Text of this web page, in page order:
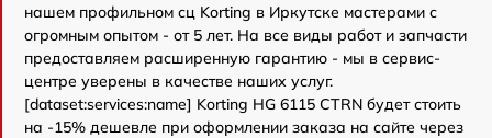
нашем профильном сц Korting в Иркутске мастерами с
огромным опытом - от 5 лет. На все виды работ и запчасти
предоставляем расширенную гарантию - мы в сервис-
центре уверены в качестве наших услуг.
[dataset:services:name] Korting HG 6115 CTRN будет стоить
на -15% дешевле при оформлении заказа на сайте через